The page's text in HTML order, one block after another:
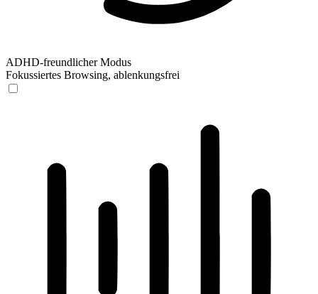
ADHD-freundlicher Modus
Fokussiertes Browsing, ablenkungsfrei